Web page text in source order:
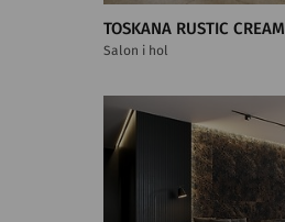
TOSKANA RUSTIC CREAM
Salon i hol